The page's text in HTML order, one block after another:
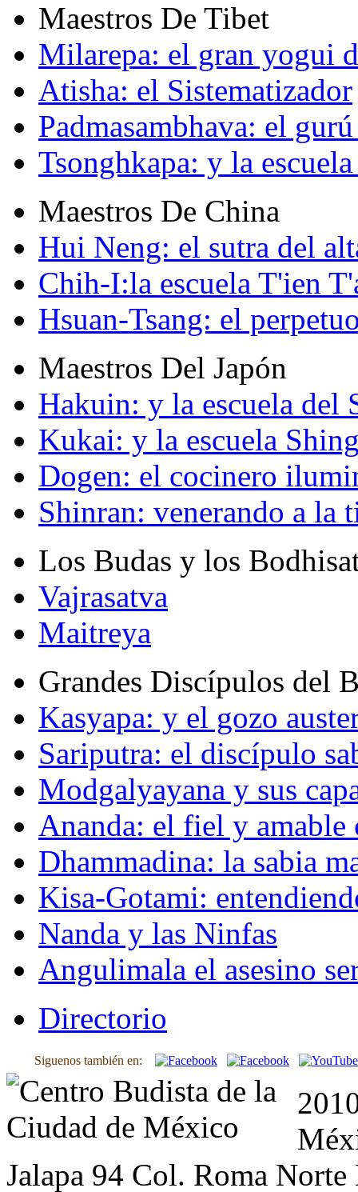
Maestros De Tibet
Milarepa: el gran yogui
Atisha: el Sistematizador
Padmasambhava: el
Tsonghkapa: y la
Maestros De China
Hui Neng: el sutra del
Chih-I:la escuela T'ien
Hsuan-Tsang: el
Maestros Del Japón
Hakuin: y la escuela del
Kukai: y la escuela
Dogen: el cocinero
Shinran: venerando a la
Los Budas y los
Vajrasatva
Maitreya
Grandes Discípulos del
Kasyapa: y el gozo
Sariputra: el discípulo
Modgalyayana y sus
Ananda: el fiel y amable
Dhammadina: la sabia
Kisa-Gotami:
Nanda y las Ninfas
Angulimala el asesino
Directorio
Siguenos también en:
Jalapa 94 Col. Roma